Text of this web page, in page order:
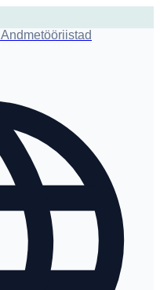
Andmetööriistad